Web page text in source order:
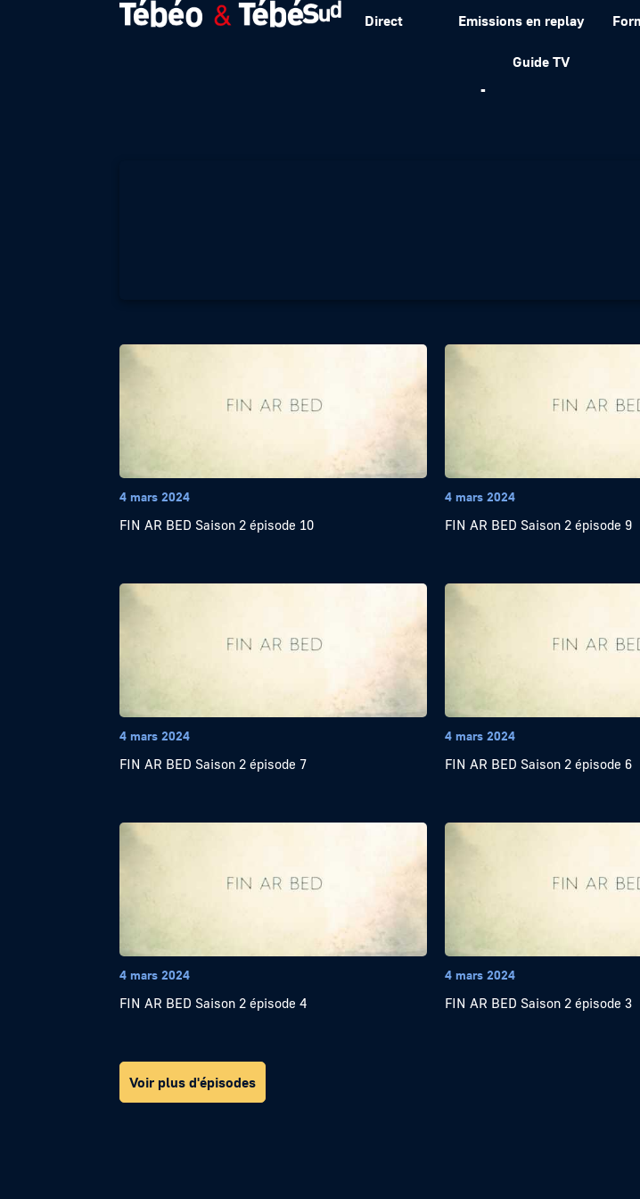
Direct Emissions en replay
Guide TV
FIN AR BED Saison 2 épisode 2
4 mars 2024
FIN AR BED Saison 2 épisode 10
4 mars 2024
FIN AR BED Saison 2 épisode 9
4 mars 2024
FIN AR BED Saison 2 épisode 7
4 mars 2024
FIN AR BED Saison 2 épisode 6
4 mars 2024
FIN AR BED Saison 2 épisode 4
4 mars 2024
FIN AR BED Saison 2 épisode 3
Voir plus d'épisodes